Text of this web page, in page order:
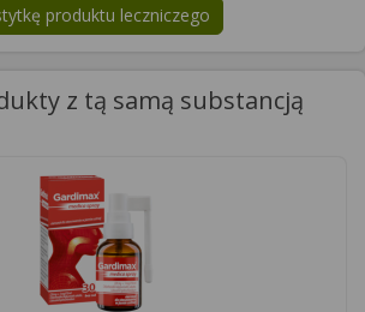
produktu leczniczego
z tą samą substancją